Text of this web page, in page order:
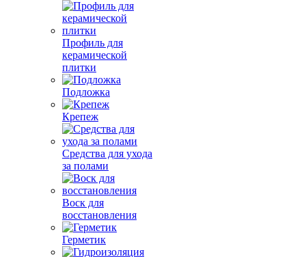
Профиль для
керамической
плитки
Подложка
Крепеж
Средства для ухода
за полами
Воск для
восстановления
Герметик